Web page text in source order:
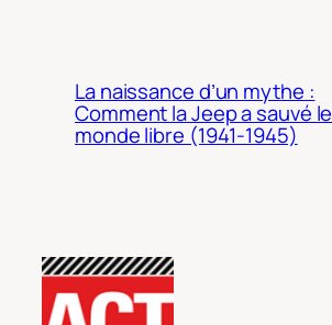
La naissance d’un mythe :
Comment la Jeep a sauvé le
monde libre (1941-1945)